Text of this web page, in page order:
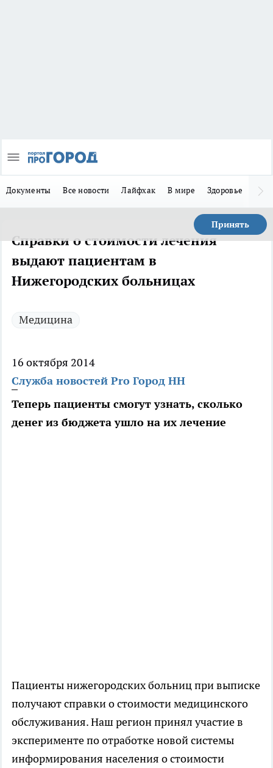
Документы Все новости Лайфхак В мире Здоровье
Принять
Справки о стоимости лечения
выдают пациентам в
Нижегородских больницах
Медицина
16 октября 2014
Служба новостей Pro Город НН
Теперь пациенты смогут узнать, сколько
денег из бюджета ушло на их лечение
Пациенты нижегородских больниц при выписке
получают справки о стоимости медицинского
обслуживания. Наш регион принял участие в
эксперименте по отработке новой системы
информирования населения о стоимости